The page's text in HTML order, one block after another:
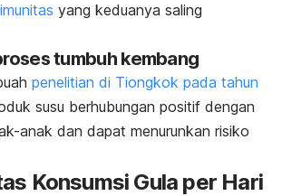
yang keduanya saling
tumbuh kembang
penelitian di Tiongkok pada tahun
susu berhubungan positif dengan
anak dan dapat menurunkan risiko
Konsumsi Gula per Hari